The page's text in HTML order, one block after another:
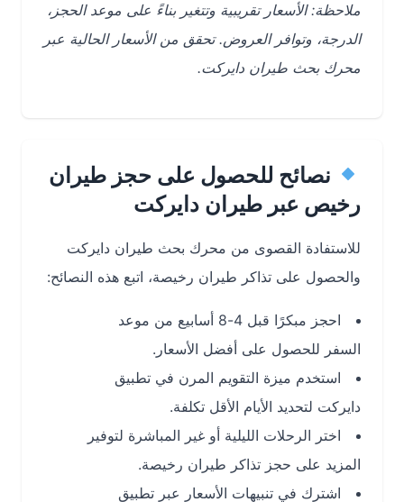
ملاحظة: الأسعار تقريبية وتتغير بناءً على موعد الحجز،
الدرجة، وتوافر العروض. تحقق من الأسعار الحالية عبر
محرك بحث طيران دايركت.
نصائح للحصول على حجز طيران
رخيص عبر طيران دايركت
للاستفادة القصوى من محرك بحث طيران دايركت
والحصول على تذاكر طيران رخيصة، اتبع هذه النصائح:
احجز مبكرًا قبل 4-8 أسابيع من موعد
السفر للحصول على أفضل الأسعار.
استخدم ميزة التقويم المرن في تطبيق
دايركت لتحديد الأيام الأقل تكلفة.
اختر الرحلات الليلية أو غير المباشرة لتوفير
المزيد على حجز تذاكر طيران رخيصة.
اشترك في تنبيهات الأسعار عبر تطبيق